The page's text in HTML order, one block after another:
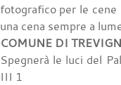
fotografico per le cene
una cena sempre a
COMUNE DI
Spegnerà le luci del
III 1